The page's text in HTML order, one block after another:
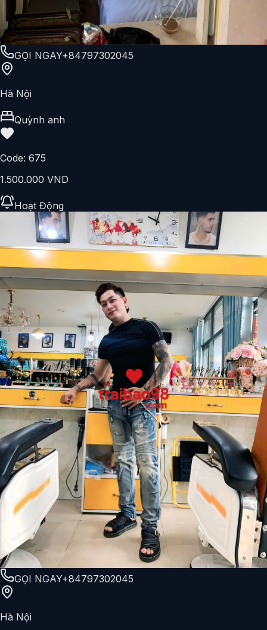
GỌI NGAY+84797302045
Hà Nội
Quỳnh anh
Code: 675
1.500.000 VND
Hoạt Động
GỌI NGAY+84797302045
Hà Nội